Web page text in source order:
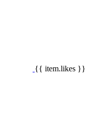
{{ item.likes }}